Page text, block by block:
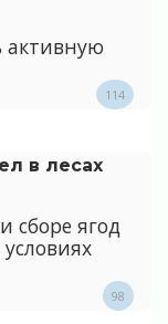
активную
114
в лесах
сборе ягод
98